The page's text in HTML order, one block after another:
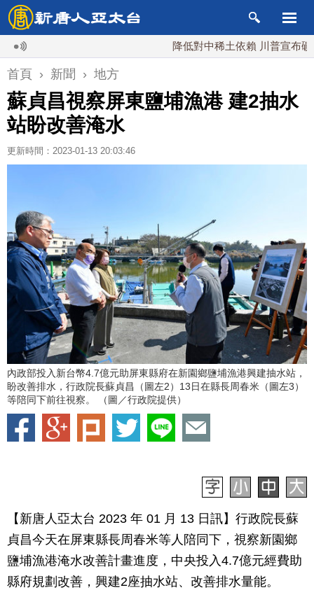
降低對中稀土依賴 川普宣布礦業投資
首頁 › 新聞 › 地方
蘇貞昌視察屏東鹽埔漁港 建2抽水
站盼改善淹水
更新時間：2023-01-13 20:03:46
內政部投入新台幣4.7億元助屏東縣府在新園鄉鹽埔漁港興建抽水站，
盼改善排水，行政院長蘇貞昌（圖左2）13日在縣長周春米（圖左3）
等陪同下前往視察。 （圖／行政院提供）
【新唐人亞太台 2023 年 01 月 13 日訊】行政院長蘇
貞昌今天在屏東縣長周春米等人陪同下，視察新園鄉
鹽埔漁港淹水改善計畫進度，中央投入4.7億元經費助
縣府規劃改善，興建2座抽水站、改善排水量能。